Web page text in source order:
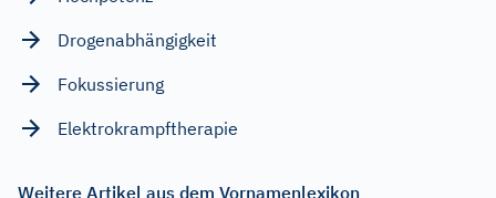
Drogenabhängigkeit
Fokussierung
Elektrokrampftherapie
Weitere Artikel aus dem Vornamenlexikon